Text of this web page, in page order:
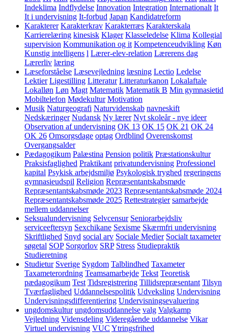
Indeklima Indflydelse Innovation Integration Internationalt It
It i undervisning It-forbud Japan Kandidatreform
Karakterer Karakterkrav Karakterræs Karakterskala
Karrierelæring kinesisk Klager Klasseledelse Klima Kollegial
supervision Kommunikation og it Kompetenceudvikling Køn
Kunstig intelligens l Lærer-elev-relation Lærerens dag
Lærerliv læring
Læseforståelse Læsevejledning læsning Lectio Ledelse
Lektier Ligestilling Litteratur Litteraturkanon Lokalaftale
Lokalløn Løn Magt Matematik Matematik B Min gymnasietid
Mobiltelefon Mødekultur Motivation
Musik Naturgeografi Naturvidenskab navneskift
Nedskæringer Nudansk Ny lærer Nyt skoleår - nye ideer
Observation af undervisning OK 13 OK 15 OK 21 OK 24
OK 26 Omsorgsdage optag Ordblind Overenskomst
Overgangsalder
Pædagogikum Palæstina Pension politik Præstationskultur
Praksisfaglighed Praktikant privatundervisning Professionel
kapital Psykisk arbejdsmiljø Psykologisk tryghed regeringens
gymnasieudspil Religion Repræsentantskabsmøde
Repræsentantskabsmøde 2023 Repræsentantskabsmøde 2024
Repræsentantskabsmøde 2025 Rettestrategier samarbejde
mellem uddannelser
Seksualundervisning Selvcensur Seniorarbejdsliv
serviceeftersyn Sexchikane Sexisme Skærmfri undervisning
Skriftlighed Snyd social arv Sociale Medier Socialt taxameter
søgetal SOP Sorgorlov SRP Stress Studiepraktik
Studieretning
Studietur Sverige Sygdom Talblindhed Taxameter
Taxameterordning Teamsamarbejde Tekst Teoretisk
pædagogikum Test Tidsregistrering Tillidsrepræsentant Tilsyn
Tværfaglighed Uddannelsespolitik Udveksling Undervisning
Undervisningsdifferentiering Undervisningsevaluering
ungdomskultur ungdomsuddannelse valg Valgkamp
Vejledning Vidensdeling Videregående uddannelse Vikar
Virtuel undervisning VUC Ytringsfrihed